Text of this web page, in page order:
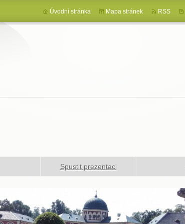
Úvodní stránka Mapa stránek RSS
Spustit prezentaci